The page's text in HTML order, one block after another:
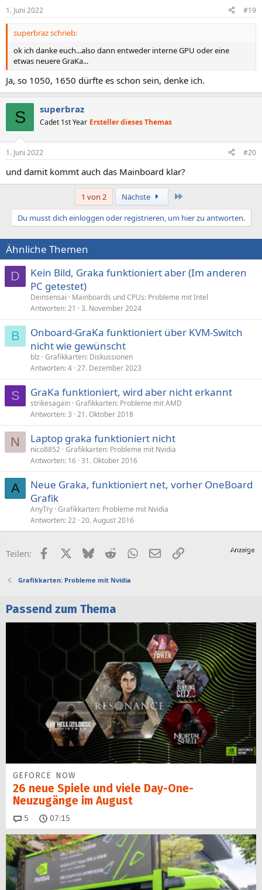
1. Juni 2022 #19
superbraz schrieb:
ok ich danke euch...also dann entweder interne GPU oder eine
etwas neuere GraKa...
Ja, so 1050, 1650 dürfte es schon sein, denke ich.
S superbraz
Cadet 1st Year Ersteller dieses Themas
1. Juni 2022 #20
und damit kommt auch das Mainboard klar?
1 von 2 Nächste
Du musst dich einloggen oder registrieren, um hier zu antworten.
Ähnliche Themen
D
Kein Bild, Graka funktioniert aber (Im anderen
PC getestet)
Deinsensai
Mainboards und CPUs: Probleme mit Intel
Antworten 21 3. November 2024
B
Onboard-GraKa funktioniert über KVM-Switch
nicht wie gewünscht
blz Grafikkarten: Diskussionen
Antworten 4 27. Dezember 2023
S GraKa funktioniert, wird aber nicht erkannt
strikesagain Grafikkarten: Probleme mit AMD
Antworten 3 21. Oktober 2018
N Laptop graka funktioniert nicht
nico8852 Grafikkarten: Probleme mit Nvidia
Antworten 16 31. Oktober 2016
A
Neue Graka, funktioniert net, vorher OneBoard
Grafik
AnyTry Grafikkarten: Probleme mit Nvidia
Antworten 22 20. August 2016
Teilen: FacebookX (Twitter)
BlueskyRedditWhatsApp
E-MailLink
Grafikkarten: Probleme mit Nvidia
Passend zum Thema
GEFORCE NOW
26 neue Spiele und viele Day-One-
Neuzugänge im August
5 Kommentare
07:15